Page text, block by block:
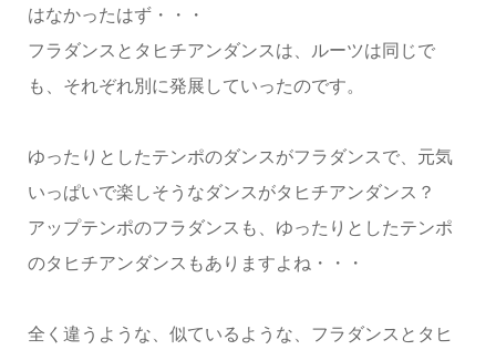
はなかったはず・・・
フラダンスとタヒチアンダンスは、ルーツは同じで
も、それぞれ別に発展していったのです。
ゆったりとしたテンポのダンスがフラダンスで、元気
いっぱいで楽しそうなダンスがタヒチアンダンス？
アップテンポのフラダンスも、ゆったりとしたテンポ
のタヒチアンダンスもありますよね・・・
全く違うような、似ているような、フラダンスとタヒ